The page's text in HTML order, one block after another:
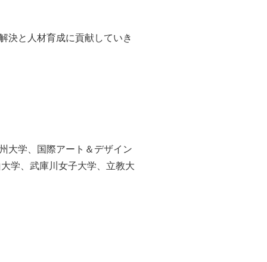
決と人材育成に貢献していき
大学、国際アート＆デザイン
学、武庫川女子大学、立教大